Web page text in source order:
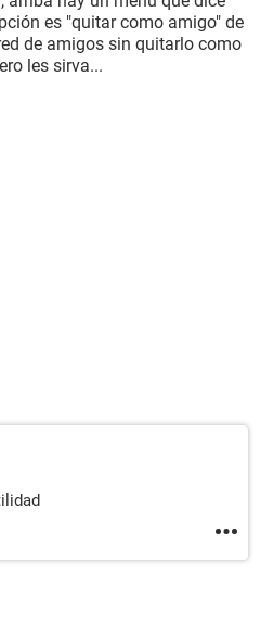
es "quitar como amigo" de
de amigos sin quitarlo como
les sirva...